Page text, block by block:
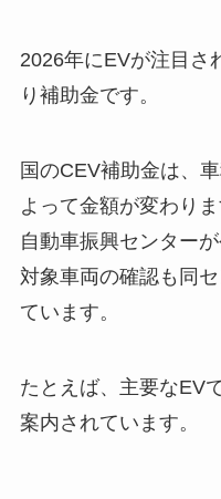
2026年にEVが注目さ
り補助金です。
国のCEV補助金は、
よって金額が変わり
自動車振興センター
対象車両の確認も同
ています。
たとえば、主要なEV
案内されています。